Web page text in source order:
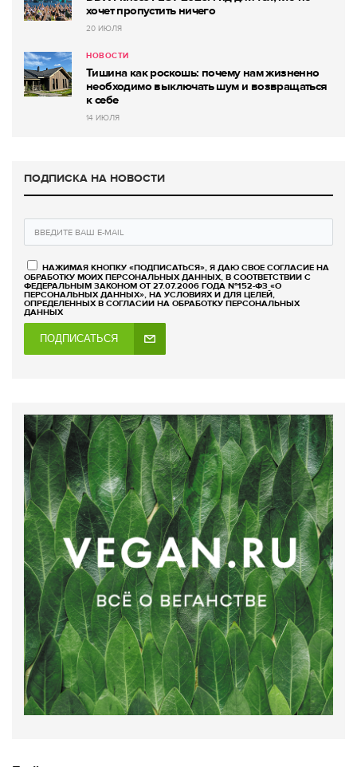
хочет пропустить ничего
20 ИЮЛЯ
НОВОСТИ
Тишина как роскошь: почему нам жизненно
необходимо выключать шум и возвращаться
к себе
14 ИЮЛЯ
ПОДПИСКА НА НОВОСТИ
НАЖИМАЯ КНОПКУ «ПОДПИСАТЬСЯ», Я ДАЮ СВОЕ СОГЛАСИЕ НА
ОБРАБОТКУ МОИХ ПЕРСОНАЛЬНЫХ ДАННЫХ, В СООТВЕТСТВИИ С
ФЕДЕРАЛЬНЫМ ЗАКОНОМ ОТ 27.07.2006 ГОДА №152-ФЗ «О
ПЕРСОНАЛЬНЫХ ДАННЫХ», НА УСЛОВИЯХ И ДЛЯ ЦЕЛЕЙ,
ОПРЕДЕЛЕННЫХ В СОГЛАСИИ НА ОБРАБОТКУ ПЕРСОНАЛЬНЫХ
ДАННЫХ
ПОДПИСАТЬСЯ